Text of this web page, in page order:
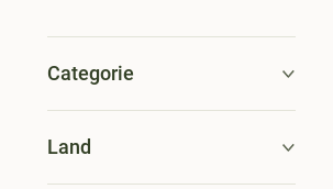
Categorie
Land